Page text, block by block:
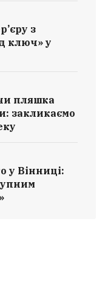
з
ключ» у
пляшка
закликаємо
у Вінниці: